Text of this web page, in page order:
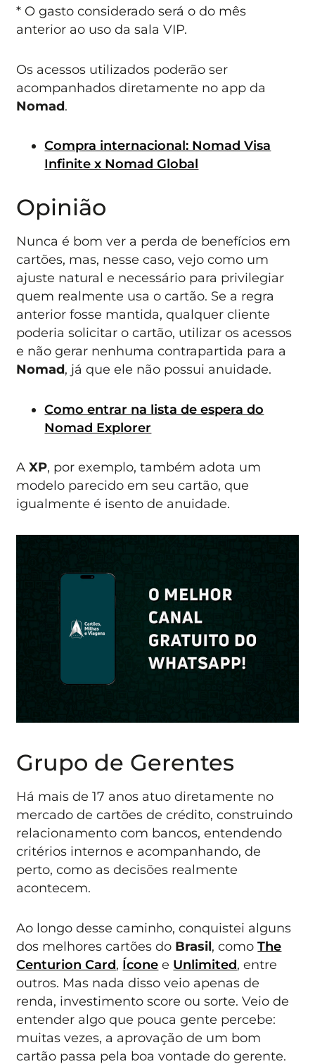
* O gasto considerado será o do mês
anterior ao uso da sala VIP.
Os acessos utilizados poderão ser
acompanhados diretamente no app da
Nomad.
Compra internacional: Nomad Visa
Infinite x Nomad Global
Opinião
Nunca é bom ver a perda de benefícios em
cartões, mas, nesse caso, vejo como um
ajuste natural e necessário para privilegiar
quem realmente usa o cartão. Se a regra
anterior fosse mantida, qualquer cliente
poderia solicitar o cartão, utilizar os acessos
e não gerar nenhuma contrapartida para a
Nomad, já que ele não possui anuidade.
Como entrar na lista de espera do
Nomad Explorer
AXP, por exemplo, também adota um
modelo parecido em seu cartão, que
igualmente é isento de anuidade.
Grupo de Gerentes
Há mais de 17 anos atuo diretamente no
mercado de cartões de crédito, construindo
relacionamento com bancos, entendendo
critérios internos e acompanhando, de
perto, como as decisões realmente
acontecem.
Ao longo desse caminho, conquistei alguns
dos melhores cartões do Brasil, comoThe
Centurion Card, Ícone e Unlimited, entre
outros. Mas nada disso veio apenas de
renda, investimento score ou sorte. Veio de
entender algo que pouca gente percebe:
muitas vezes, a aprovação de um bom
cartão passa pela boa vontade do gerente.